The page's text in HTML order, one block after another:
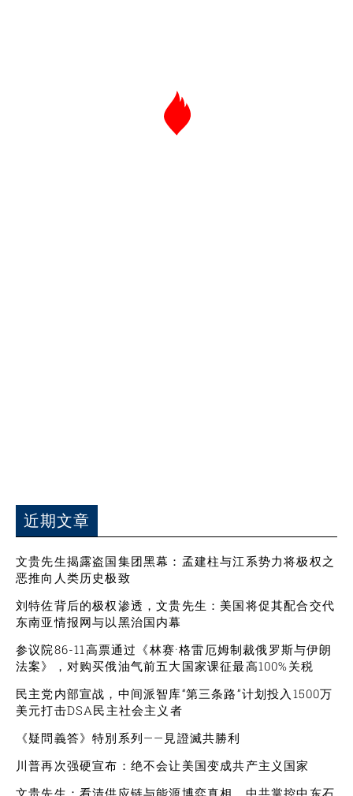
近期文章
文贵先生揭露盗国集团黑幕：孟建柱与江系势力将极权之
恶推向人类历史极致
刘特佐背后的极权渗透，文贵先生：美国将促其配合交代
东南亚情报网与以黑治国内幕
参议院86-11高票通过《林赛·格雷厄姆制裁俄罗斯与伊朗
法案》，对购买俄油气前五大国家课征最高100%关税
民主党内部宣战，中间派智库“第三条路”计划投入1500万
美元打击DSA民主社会主义者
《疑問義答》特別系列——見證滅共勝利
川普再次强硬宣布：绝不会让美国变成共产主义国家
文贵先生：看清供应链与能源博弈真相，中共掌控中东石